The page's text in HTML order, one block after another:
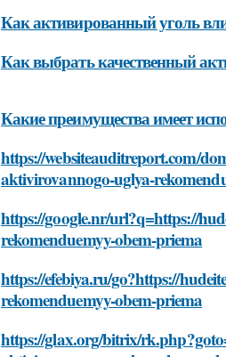
Как активированный уголь
Как выбрать качественный
Какие преимущества имеет
https://websiteauditreport.com/
aktivirovannogo-uglya-
https://google.nr/url?q=https://
rekomenduemyy-obem-priema
https://efebiya.ru/go?https://
rekomenduemyy-obem-priema
https://glax.org/bitrix/